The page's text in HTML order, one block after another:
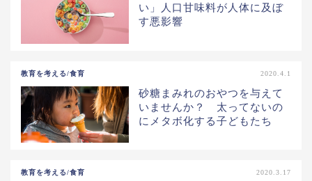
い」人口甘味料が人体に及ぼ
す悪影響
教育を考える/食育 2020.4.1
砂糖まみれのおやつを与えて
いませんか？ 太ってないの
にメタボ化する子どもたち
教育を考える/食育 2020.3.17